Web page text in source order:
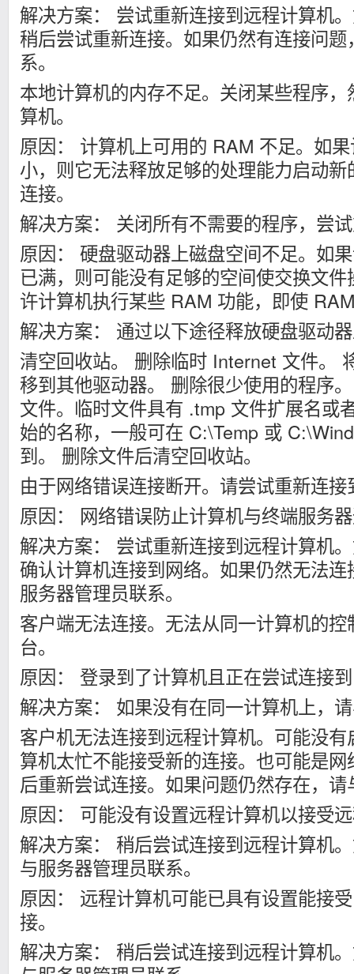
解决方案： 尝试重新连接到远程计算机
稍后尝试重新连接。如果仍然有连接问
系。
本地计算机的内存不足。关闭某些程序
算机。
原因： 计算机上可用的 RAM 不足。如
小，则它无法释放足够的处理能力启动
连接。
解决方案： 关闭所有不需要的程序，尝
原因： 硬盘驱动器上磁盘空间不足。如
已满，则可能没有足够的空间使交换文
许计算机执行某些 RAM 功能，即使
解决方案： 通过以下途径释放硬盘驱动
清空回收站。 删除临时 Internet 文件。
移到其他驱动器。 删除很少使用的程序
文件。临时文件具有 .tmp 文件扩展名或
始的名称，一般可在 C:\Temp 或
到。 删除文件后清空回收站。
由于网络错误连接断开。请尝试重新连
原因： 网络错误防止计算机与终端服务
解决方案： 尝试重新连接到远程计算机
确认计算机连接到网络。如果仍然无法
服务器管理员联系。
客户端无法连接。无法从同一计算机的
台。
原因： 登录到了计算机且正在尝试连接
解决方案： 如果没有在同一计算机上，
客户机无法连接到远程计算机。可能没
算机太忙不能接受新的连接。也可能是
后重新尝试连接。如果问题仍然存在，
原因： 可能没有设置远程计算机以接受
解决方案： 稍后尝试连接到远程计算机
与服务器管理员联系。
原因： 远程计算机可能已具有设置能接
接。
解决方案： 稍后尝试连接到远程计算机